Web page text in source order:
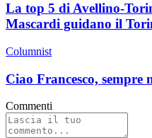
La top 5 di Avellino-
Mascardi guidano il
Columnist
Ciao Francesco, sempre
Commenti